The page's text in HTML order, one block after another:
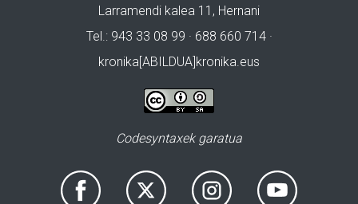
Larramendi kalea 11, Hernani
Tel.: 943 33 08 99 · 688 660 714 ·
kronika[ABILDUA]kronika.eus
Codesyntaxek garatua